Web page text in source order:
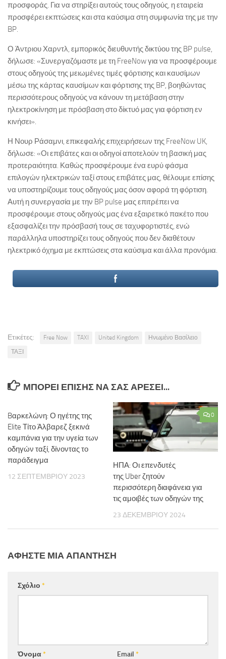
προσφοράς. Για να στηρίξει αυτούς τους οδηγούς, η εταιρεία
προσφέρει εκπτώσεις και στα καύσιμα στη συμφωνία της με την
BP.
Ο Άντριου Χαρντλ, εμπορικός διευθυντής δικτύου της BP pulse,
δήλωσε: «Συνεργαζόμαστε με τη FreeNow για να προσφέρουμε
στους οδηγούς της μειωμένες τιμές φόρτισης και καυσίμων
μέσω της κάρτας καυσίμων και φόρτισης της BP, βοηθώντας
περισσότερους οδηγούς να κάνουν τη μετάβαση στην
ηλεκτροκίνηση με πρόσβαση στο δίκτυό μας για φόρτιση εν
κινήσει».
Η Νουρ Ράσαμνι, επικεφαλής επιχειρήσεων της FreeNow UK,
δήλωσε: «Οι επιβάτες και οι οδηγοί αποτελούν τη βασική μας
προτεραιότητα. Καθώς προσφέρουμε ένα ευρύ φάσμα
επιλογών ηλεκτρικών ταξί στους επιβάτες μας, θέλουμε επίσης
να υποστηρίζουμε τους οδηγούς μας όσον αφορά τη φόρτιση.
Αυτή η συνεργασία με την BP pulse μας επιτρέπει να
προσφέρουμε στους οδηγούς μας ένα εξαιρετικό πακέτο που
εξασφαλίζει την πρόσβασή τους σε ταχυφορτιστές, ενώ
παράλληλα υποστηρίζει τους οδηγούς που δεν διαθέτουν
ηλεκτρικό όχημα με εκπτώσεις στα καύσιμα και άλλα προνόμια.
Ετικέτες: Free Now TAXI United Kingdom
Ηνωμένο Βασίλειο
ΤΑΞΙ
ΜΠΟΡΕΊ ΕΠΊΣΗΣ ΝΑ ΣΑΣ ΑΡΈΣΕΙ...
Bαρκελώνη: Ο ηγέτης της
Elite Τίτο Άλβαρεζ ξεκινά
καμπάνια για την υγεία των
οδηγών ταξί, δίνοντας το
παράδειγμα
12 ΣΕΠΤΕΜΒΡΊΟΥ 2023
0
ΗΠΑ: Οι επενδυτές
της Uber ζητούν
περισσότερη διαφάνεια για
τις αμοιβές των οδηγών της
23 ΔΕΚΕΜΒΡΊΟΥ 2024
ΑΦΉΣΤΕ ΜΙΑ ΑΠΆΝΤΗΣΗ
Σχόλιο *
Όνομα* Email *